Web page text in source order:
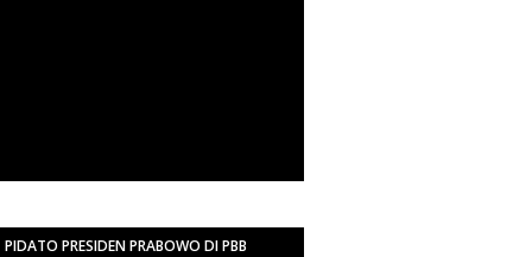
PIDATO PRESIDEN PRABOWO DI PBB